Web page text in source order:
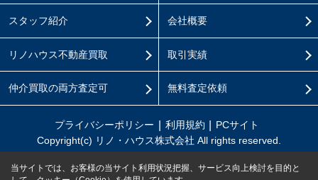
スタッフ紹介
リノハウス不動産買取
仲介買取の両方査定可
会社概要
取引実績
無料査定依頼
プライバシーポリシー 利用規約
PCサイト
Copyright(c) リノ・ハウス株式会社 All rights reserved.
当サイトでは、お客様の当サイト利用状況把握、サービス向上検討を目的と